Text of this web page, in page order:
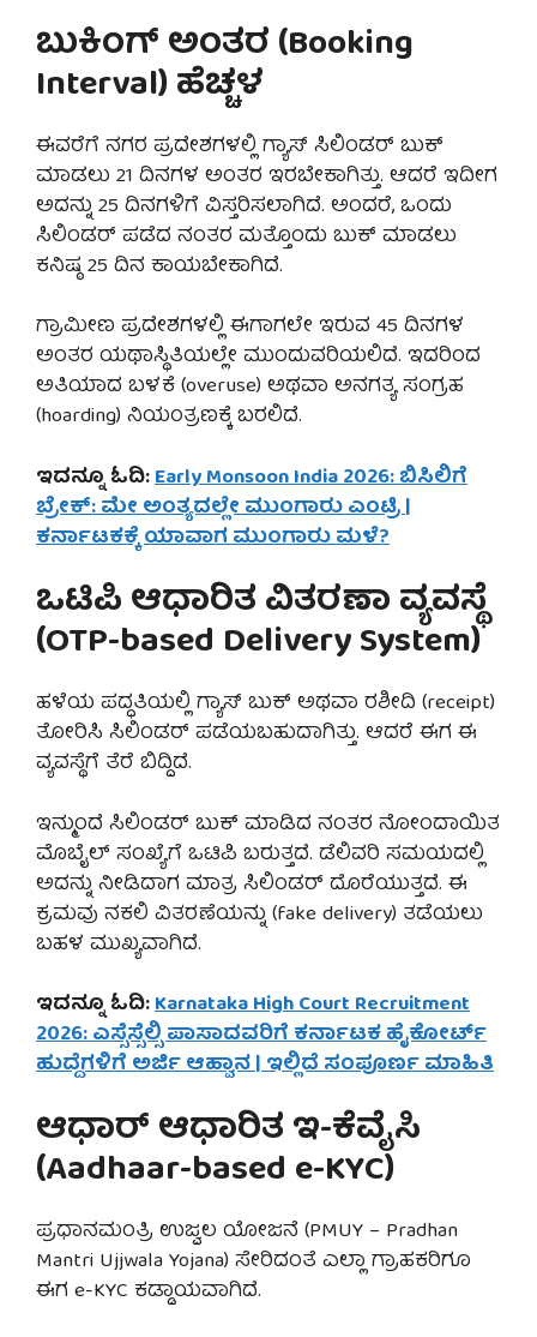
ಬುಕಿಂಗ್ ಅಂತರ (Booking
Interval) ಹೆಚ್ಚಳ
ಈವರೆಗೆ ನಗರ ಪ್ರದೇಶಗಳಲ್ಲಿ ಗ್ಯಾಸ್ ಸಿಲಿಂಡರ್ ಬುಕ್
ಮಾಡಲು 21 ದಿನಗಳ ಅಂತರ ಇರಬೇಕಾಗಿತ್ತು. ಆದರೆ ಇದೀಗ
ಅದನ್ನು 25 ದಿನಗಳಿಗೆ ವಿಸ್ತರಿಸಲಾಗಿದೆ. ಅಂದರೆ, ಒಂದು
ಸಿಲಿಂಡರ್ ಪಡೆದ ನಂತರ ಮತ್ತೊಂದು ಬುಕ್ ಮಾಡಲು
ಕನಿಷ್ಠ 25 ದಿನ ಕಾಯಬೇಕಾಗಿದೆ.
ಗ್ರಾಮೀಣ ಪ್ರದೇಶಗಳಲ್ಲಿ ಈಗಾಗಲೇ ಇರುವ 45 ದಿನಗಳ
ಅಂತರ ಯಥಾಸ್ಥಿತಿಯಲ್ಲೇ ಮುಂದುವರಿಯಲಿದೆ. ಇದರಿಂದ
ಅತಿಯಾದ ಬಳಕೆ (overuse) ಅಥವಾ ಅನಗತ್ಯ ಸಂಗ್ರಹ
(hoarding) ನಿಯಂತ್ರಣಕ್ಕೆ ಬರಲಿದೆ.
ಇದನ್ನೂ ಓದಿ:Early Monsoon India 2026: ಬಿಸಿಲಿಗೆ
ಬ್ರೇಕ್: ಮೇ ಅಂತ್ಯದಲ್ಲೇ ಮುಂಗಾರು ಎಂಟ್ರಿ |
ಕರ್ನಾಟಕಕ್ಕೆ ಯಾವಾಗ ಮುಂಗಾರು ಮಳೆ?
ಒಟಿಪಿ ಆಧಾರಿತ ವಿತರಣಾ ವ್ಯವಸ್ಥೆ
(OTP-based Delivery System)
ಹಳೆಯ ಪದ್ಧತಿಯಲ್ಲಿ ಗ್ಯಾಸ್ ಬುಕ್ ಅಥವಾ ರಶೀದಿ (receipt)
ತೋರಿಸಿ ಸಿಲಿಂಡರ್ ಪಡೆಯಬಹುದಾಗಿತ್ತು. ಆದರೆ ಈಗ ಈ
ವ್ಯವಸ್ಥೆಗೆ ತೆರೆ ಬಿದ್ದಿದೆ.
ಇನ್ಮುಂದೆ ಸಿಲಿಂಡರ್ ಬುಕ್ ಮಾಡಿದ ನಂತರ ನೋಂದಾಯಿತ
ಮೊಬೈಲ್ ಸಂಖ್ಯೆಗೆ ಒಟಿಪಿ ಬರುತ್ತದೆ. ಡೆಲಿವರಿ ಸಮಯದಲ್ಲಿ
ಅದನ್ನು ನೀಡಿದಾಗ ಮಾತ್ರ ಸಿಲಿಂಡರ್ ದೊರೆಯುತ್ತದೆ. ಈ
ಕ್ರಮವು ನಕಲಿ ವಿತರಣೆಯನ್ನು (fake delivery) ತಡೆಯಲು
ಬಹಳ ಮುಖ್ಯವಾಗಿದೆ.
ಇದನ್ನೂ ಓದಿ:Karnataka High Court Recruitment
2026: ಎಸ್ಸೆಸ್ಸೆಲ್ಸಿ ಪಾಸಾದವರಿಗೆ ಕರ್ನಾಟಕ ಹೈಕೋರ್ಟ್
ಹುದ್ದೆಗಳಿಗೆ ಅರ್ಜಿ ಆಹ್ವಾನ | ಇಲ್ಲಿದೆ ಸಂಪೂರ್ಣ ಮಾಹಿತಿ
ಆಧಾರ್ ಆಧಾರಿತ ಇ-ಕೆವೈಸಿ
(Aadhaar-based e-KYC)
ಪ್ರಧಾನಮಂತ್ರಿ ಉಜ್ವಲ ಯೋಜನೆ (PMUY – Pradhan
Mantri Ujjwala Yojana) ಸೇರಿದಂತೆ ಎಲ್ಲಾ ಗ್ರಾಹಕರಿಗೂ
ಈಗ e-KYC ಕಡ್ಡಾಯವಾಗಿದೆ.